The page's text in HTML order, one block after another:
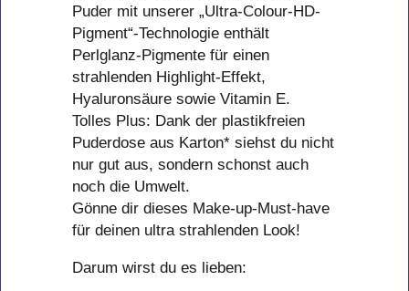
Puder mit unserer „Ultra-Colour-HD-
Pigment“-Technologie enthält
Perlglanz-Pigmente für einen
strahlenden Highlight-Effekt,
Hyaluronsäure sowie Vitamin E.
Tolles Plus: Dank der plastikfreien
Puderdose aus Karton* siehst du nicht
nur gut aus, sondern schonst auch
noch die Umwelt.
Gönne dir dieses Make-up-Must-have
für deinen ultra strahlenden Look!
Darum wirst du es lieben: